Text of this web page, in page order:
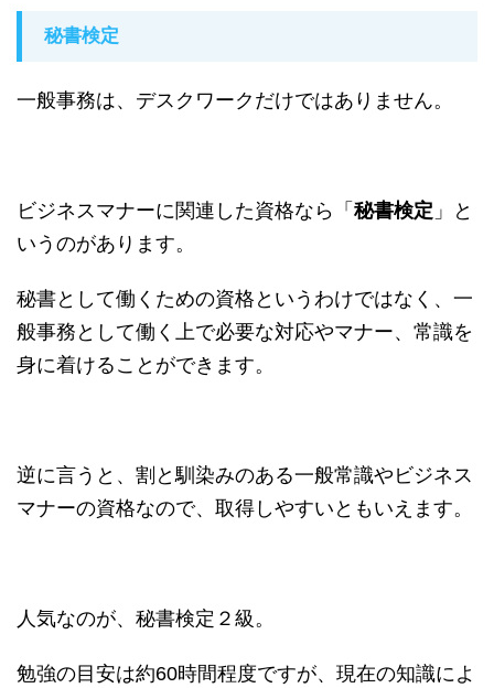
秘書検定
一般事務は、デスクワークだけではありません。
ビジネスマナーに関連した資格なら「 秘書検定 」と
いうのがあります。
秘書として働くための資格というわけではなく、一
般事務として働く上で必要な対応やマナー、常識を
身に着けることができます。
逆に言うと、割と馴染みのある一般常識やビジネス
マナーの資格なので、取得しやすいともいえます。
人気なのが、秘書検定２級。
勉強の目安は約60時間程度ですが、現在の知識によ